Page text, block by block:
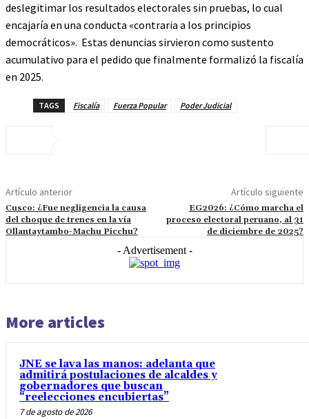
deslegitimar los resultados electorales sin pruebas, lo cual
encajaría en una conducta «contraria a los principios
democráticos». Estas denuncias sirvieron como sustento
acumulativo para el pedido que finalmente formalizó la fiscalía
en 2025.
TAGS Fiscalía Fuerza Popular Poder Judicial
Artículo anterior
Cusco: ¿Fue negligencia la causa
del choque de trenes en la vía
Ollantaytambo-Machu Picchu?
Artículo siguiente
EG2026: ¿Cómo marcha el
proceso electoral peruano, al 31
de diciembre de 2025?
- Advertisement -
More articles
JNE se lava las manos: adelanta que
admitirá postulaciones de alcaldes y
gobernadores que buscan
“reelecciones encubiertas”
7 de agosto de 2026